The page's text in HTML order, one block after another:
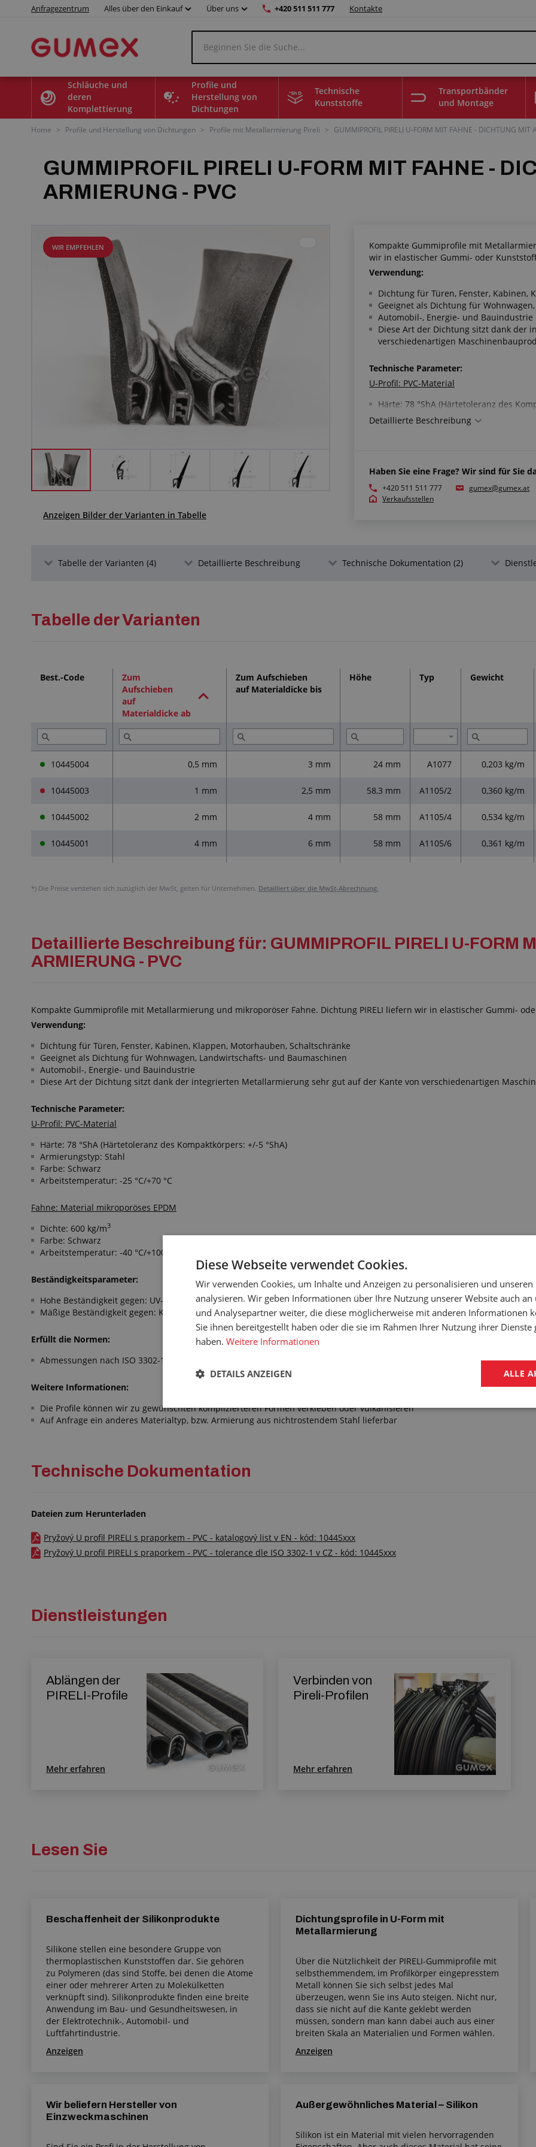
Anfragezentrum Alles über den Einkauf Über uns +420 511 511 777 Kontakte
Schläuche und
deren
Komplettierung
Profile und
Herstellung von
Dichtungen
Technische
Kunststoffe
Transportbänder
und Montage
Home > Profile und Herstellung von Dichtungen > Profile mit Metallarmierung Pireli > GUMMIPROFIL PIRELI U-FORM MIT FAHNE - DICHTUNG MIT
GUMMIPROFIL PIRELI U-FORM MIT FAHNE -
ARMIERUNG - PVC
WIR EMPFEHLEN
Anzeigen Bilder der Varianten in Tabelle
Kompakte Gummiprofile mit
wir in elastischer Gummi- oder
Verwendung:
Dichtung für Türen, Fenster, Kabinen,
Geeignet als Dichtung für
Automobil-, Energie- und Bauindustrie
Diese Art der Dichtung sitzt dank der
verschiedenartigen
Technische Parameter:
U-Profil: PVC-Material
Härte: 78 °ShA (Härtetoleranz des
Armierungstyp: Stahl
Fahne: Material mikroporöses EPDM
Dichte: 600 kg/m
Farbe: Schwarz
Hohe Beständigkeit gegen: UV-
Weitere Informationen:
Die Profile können wir zu
Auf Anfrage ein anderes Materialtyp,
Detaillierte Beschreibung
Haben Sie eine Frage? Wir sind für Sie
+420 511 511 777
gumex@gumex.at
Verkaufsstellen
Tabelle der Varianten (4) Detaillierte Beschreibung Technische Dokumentation (2)
Tabelle der Varianten
Best.-Code
Zum
Aufschieben
auf
Materialdicke ab
Zum Aufschieben
auf Materialdicke bis
Höhe Typ Gewicht
10445004 0,5 mm 3 mm 24 mm A1077 0,203 kg/m
10445003 1 mm 2,5 mm 58,3 mm A1105/2 0,360 kg/m
10445002 2 mm 4 mm 58 mm A1105/4 0,534 kg/m
10445001 4 mm 6 mm 58 mm A1105/6 0,361 kg/m
*) Die Preise verstehen sich zuzüglich der MwSt, gelten für Unternehmen. Detailliert über die MwSt-Abrechnung.
Detaillierte Beschreibung für: GUMMIPROFIL PIRELI U-FORM
ARMIERUNG - PVC
Kompakte Gummiprofile mit Metallarmierung und mikroporöser Fahne. Dichtung PIRELI liefern wir in elastischer Gummi-
Verwendung:
Dichtung für Türen, Fenster, Kabinen, Klappen, Motorhauben, Schaltschränke
Geeignet als Dichtung für Wohnwagen, Landwirtschafts- und Baumaschinen
Automobil-, Energie- und Bauindustrie
Diese Art der Dichtung sitzt dank der integrierten Metallarmierung sehr gut auf der Kante von verschiedenartigen
Technische Parameter:
U-Profil: PVC-Material
Härte: 78 °ShA (Härtetoleranz des Kompaktkörpers: +/-5 °ShA)
Armierungstyp: Stahl
Farbe: Schwarz
Arbeitstemperatur: -25 °C/+70 °C
Fahne: Material mikroporöses EPDM
Dichte: 600 kg/m3
Farbe: Schwarz
Arbeitstemperatur: -40 °C/+100 °C
Beständigkeitsparameter:
Hohe Beständigkeit gegen: UV-Strahlung, Ozon, Witterungseinflüsse, Alkohol, Basen und Säuren in niedrigen
Mäßige Beständigkeit gegen: Konzentrierte Säuren, aromatische Kohlenwasserstoffe, Öle und Benzine
Erfüllt die Normen:
Abmessungen nach ISO 3302-1 E2
Weitere Informationen:
Die Profile können wir zu gewünschten komplizierteren Formen verkleben oder vulkanisieren
Auf Anfrage ein anderes Materialtyp, bzw. Armierung aus nichtrostendem Stahl lieferbar
Technische Dokumentation
Dateien zum Herunterladen
Pryžový U profil PIRELI s praporkem - PVC - katalogový list v EN - kód: 10445xxx
Pryžový U profil PIRELI s praporkem - PVC - tolerance dle ISO 3302-1 v CZ - kód: 10445xxx
Dienstleistungen
Ablängen der
PIRELI-Profile
Mehr erfahren
Verbinden von
Pireli-Profilen
Mehr erfahren
Lesen Sie
Beschaffenheit der Silikonprodukte
Silikone stellen eine besondere Gruppe von
thermoplastischen Kunststoffen dar. Sie gehören
zu Polymeren (das sind Stoffe, bei denen die Atome
einer oder mehrerer Arten zu Molekülketten
verknüpft sind). Silikonprodukte finden eine breite
Anwendung im Bau- und Gesundheitswesen, in
der Elektrotechnik-, Automobil- und
Luftfahrtindustrie.
Anzeigen
Dichtungsprofile in U-Form mit
Metallarmierung
Über die Nützlichkeit der PIRELI-Gummiprofile mit
selbsthemmendem, im Profilkörper eingepresstem
Metall können Sie sich selbst jedes Mal
überzeugen, wenn Sie ins Auto steigen. Nicht nur,
dass sie nicht auf die Kante geklebt werden
müssen, sondern man kann dabei auch aus einer
breiten Skala an Materialien und Formen wählen.
Anzeigen
Wir beliefern Hersteller von
Einzweckmaschinen
Außergewöhnliches Material – Silikon
Silikon ist ein Material mit vielen hervorragenden
Diese Webseite verwendet Cookies.
Wir verwenden Cookies, um Inhalte und Anzeigen zu personalisieren und
analysieren. Wir geben Informationen über Ihre Nutzung unserer Website auch an
und Analysepartner weiter, die diese möglicherweise mit anderen Informationen
Sie ihnen bereitgestellt haben oder die sie im Rahmen Ihrer Nutzung ihrer Dienste
haben. Weitere Informationen
ALLE
DETAILS ANZEIGEN